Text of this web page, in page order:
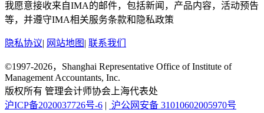
我愿意接收来自IMA的邮件，包括新闻，产品内容，活动预告
等，并遵守IMA相关服务条款和隐私政策
隐私协议| 网站地图 | 联系我们
©1997-2026，Shanghai Representative Office of Institute of
Management Accountants, Inc.
版权所有 管理会计师协会上海代表处
沪ICP备2020037726号-6 | 沪公网安备 31010602005970号